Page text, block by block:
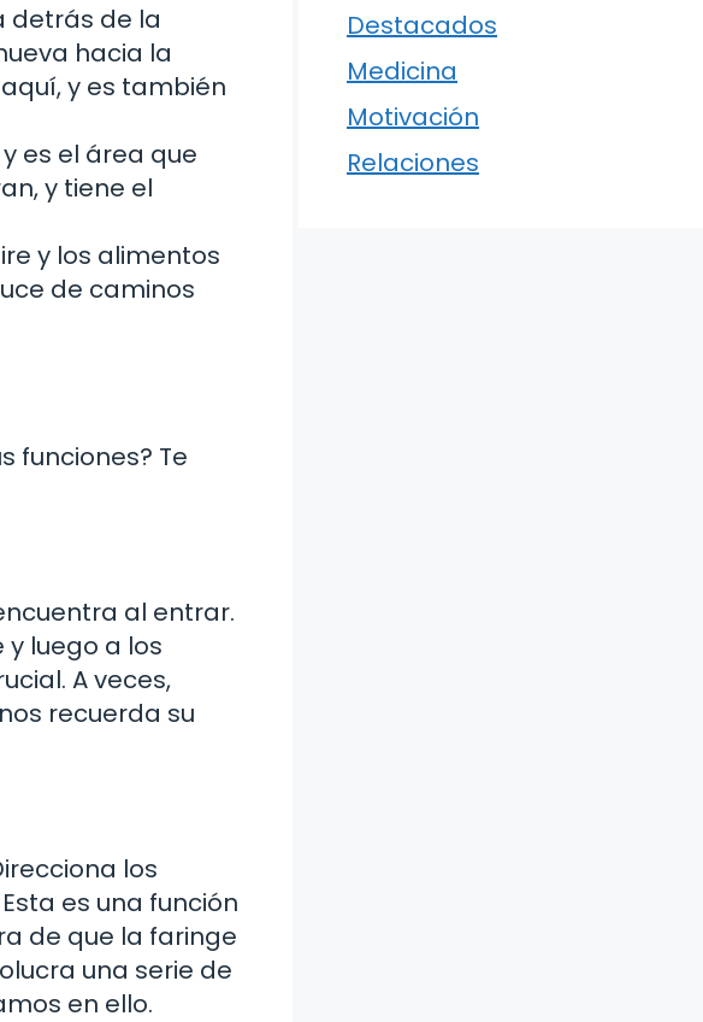
detrás de la
hacia la
y es también
es el área que
y tiene el
y los alimentos
de caminos
funciones? Te
al entrar.
luego a los
A veces,
recuerda su
los
es una función
de que la faringe
una serie de
en ello.
Destacados
Medicina
Motivación
Relaciones